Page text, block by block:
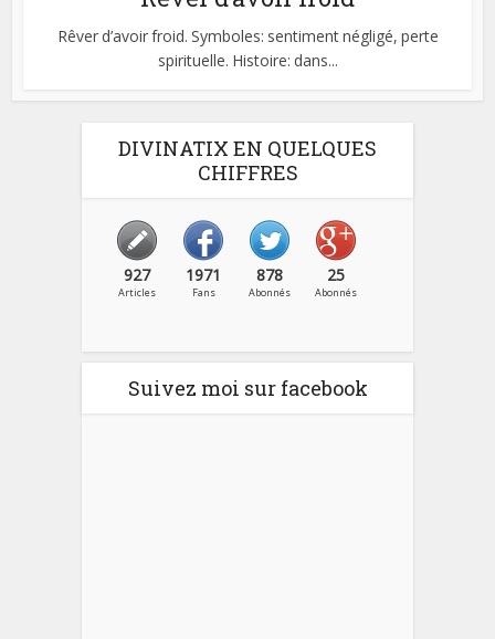
Rêver d’avoir froid. Symboles: sentiment négligé, perte
spirituelle. Histoire: dans...
DIVINATIX EN QUELQUES
CHIFFRES
927
Articles
1971
Fans
878
Abonnés
25
Abonnés
Suivez moi sur facebook